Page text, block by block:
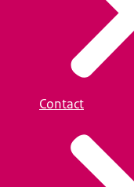
Contact